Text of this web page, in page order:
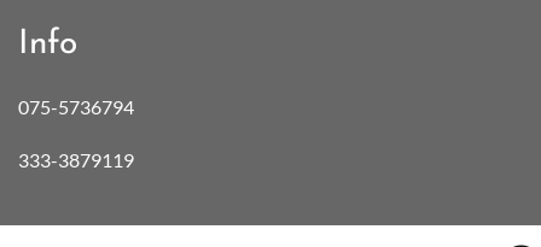
Info
075-5736794
333-3879119